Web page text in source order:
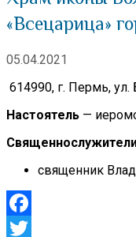
«Всецарица»
05.04.2021
614990, г. Пермь, ул.
Настоятель —
священник
Facebook